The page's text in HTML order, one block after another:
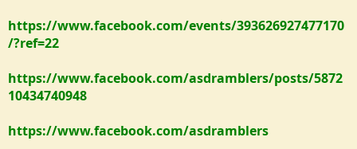
https://www.facebook.com/events/393626927477170
/?ref=22
https://www.facebook.com/asdramblers/posts/5872
10434740948
https://www.facebook.com/asdramblers